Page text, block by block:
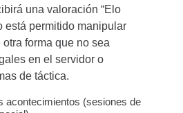
una valoración “Elo
está permitido manipular
forma que no sea
en el servidor o
de táctica.
acontecimientos (sesiones de